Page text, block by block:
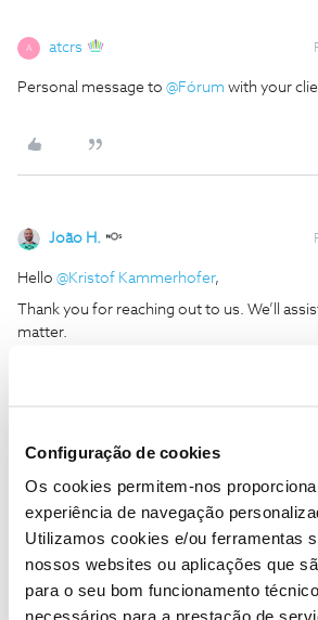
Configuração de cookies
Os cookies permitem-nos
experiência de navegação
Utilizamos cookies e/ou ferramentas
nossos websites ou aplicações que
para o seu bom funcionamento
necessários para a prestação de
A atcrs
Personal message to @Fórum with your
João H.
Hello @Kristof Kammerhofer,
Thank you for reaching out to us. We’ll
matter.
suggested, please send us a
Ajude a comunidade a encontrar
como "Melhor Resposta" e faça "Like" nos
Siga os perfis da moderação, através da